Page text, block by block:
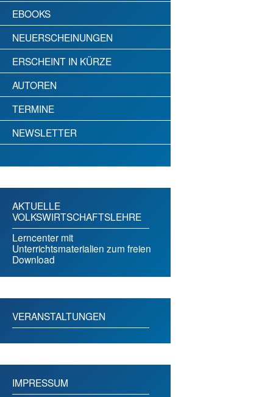
EBOOKS
NEUERSCHEINUNGEN
ERSCHEINT IN KÜRZE
AUTOREN
TERMINE
NEWSLETTER
AKTUELLE
VOLKSWIRTSCHAFTSLEHRE
Lerncenter mit
Unterrichtsmaterialien zum freien
Download
VERANSTALTUNGEN
IMPRESSUM